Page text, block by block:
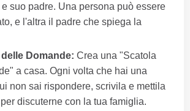
suo padre. Una persona può essere
e l'altra il padre che spiega la
Domande: Crea una "Scatola
a casa. Ogni volta che hai una
non sai rispondere, scrivila e mettila
discuterne con la tua famiglia.